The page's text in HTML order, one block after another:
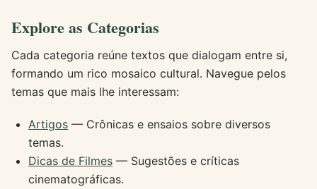
Explore as Categorias
Cada categoria reúne textos que dialogam entre si,
formando um rico mosaico cultural. Navegue pelos
temas que mais lhe interessam:
Artigos — Crônicas e ensaios sobre diversos
temas.
Dicas de Filmes — Sugestões e críticas
cinematográficas.